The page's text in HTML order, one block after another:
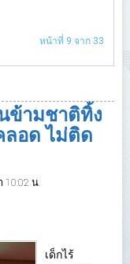
หน้าที่ 9 จาก 33
ข้ามชาติทิ้ง
ลอด ไม่ติด
10:02 น.
เด็กไร้